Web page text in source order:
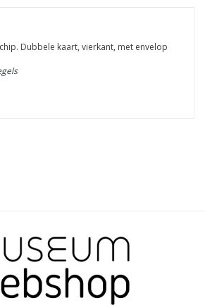
Dubbele kaart, vierkant, met envelop